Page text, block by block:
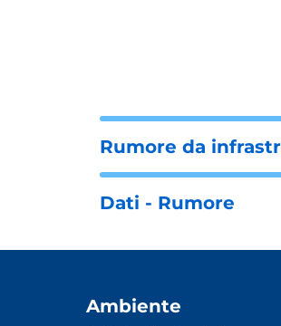
Rumore da
Dati - Rumore
Ambiente